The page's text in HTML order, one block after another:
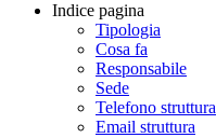
Indice pagina
Tipologia
Cosa fa
Responsabile
Sede
Telefono struttura
Email struttura